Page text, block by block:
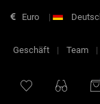
Euro |
Geschäft | Team |